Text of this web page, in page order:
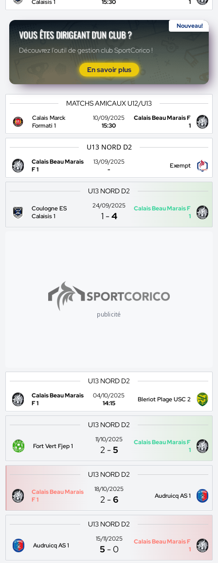
Calaisis 1
15:30
1
Nouveau!
VOUS ÊTES DIRIGEANT D'UN CLUB ?
Découvrez l'outil de gestion club SportCorico !
En savoir plus
MATCHS AMICAUX U12/U13
Calais Marck
Formati 1
10/09/2025
15:30
Calais Beau Marais F
1
U13 NORD D2
Calais Beau Marais
F 1
13/09/2025
-
Exempt
U13 NORD D2
Coulogne ES
Calaisis 1
24/09/2025
1 -4
Calais Beau Marais F
1
publicité
U13 NORD D2
Calais Beau Marais
F 1
04/10/2025
14:15
Bleriot Plage USC 2
U13 NORD D2
Fort Vert Fjep 1
11/10/2025
2 -5
Calais Beau Marais F
1
U13 NORD D2
Calais Beau Marais
F 1
18/10/2025
2 -6 Audruicq AS 1
U13 NORD D2
Audruicq AS 1
15/11/2025
5 -0
Calais Beau Marais F
1